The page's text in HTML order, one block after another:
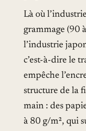
Là où
grammage (90
l’industrie
c’est-à-dire le
empêche
structure de la
main : des
à 80 g/m², qui